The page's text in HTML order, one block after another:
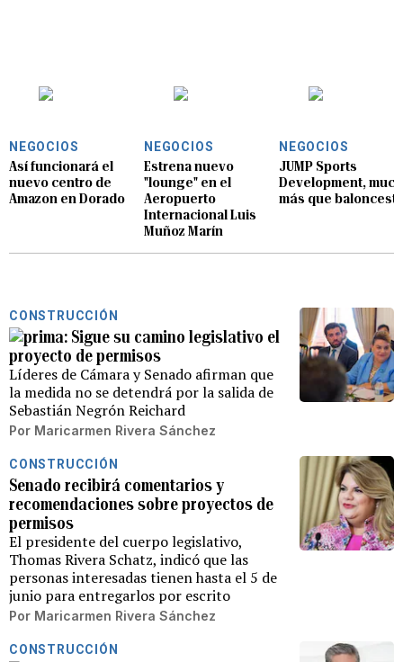
NEGOCIOS
Así funcionará el
nuevo centro de
Amazon en Dorado
NEGOCIOS
Estrena nuevo
"lounge" en el
Aeropuerto
Internacional Luis
Muñoz Marín
NEGOCIOS
JUMP Sports
Development,
más que
CONSTRUCCIÓN
Sigue su camino legislativo el
proyecto de permisos
Líderes de Cámara y Senado afirman que
la medida no se detendrá por la salida de
Sebastián Negrón Reichard
Por Maricarmen Rivera Sánchez
CONSTRUCCIÓN
Senado recibirá comentarios y
recomendaciones sobre proyectos de
permisos
El presidente del cuerpo legislativo,
Thomas Rivera Schatz, indicó que las
personas interesadas tienen hasta el 5 de
junio para entregarlos por escrito
Por Maricarmen Rivera Sánchez
CONSTRUCCIÓN